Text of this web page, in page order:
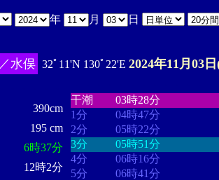
年 月 日
水俣 32ﾟ11'N 130ﾟ22'E 2024年11月03
390cm
195 cm
6時37分
12時2分
干潮
03時28分
1分
04時47分
2分
05時22分
3分
05時51分
4分
06時16分
5分
06時41分